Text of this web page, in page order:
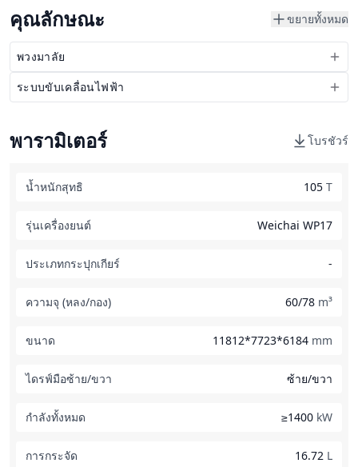
คุณลักษณะ ขยายทั้งหมด
พวงมาลัย
ระบบขับเคลื่อนไฟฟ้า
พารามิเตอร์ โบรชัวร์
น้ำหนักสุทธิ 105 T
รุ่นเครื่องยนต์ Weichai WP17
ประเภทกระปุกเกียร์ -
ความจุ (หลง/กอง) 60/78 m³
ขนาด 11812*7723*6184 mm
ไดรฟ์มือซ้าย/ขวา ซ้าย/ขวา
กำลังทั้งหมด ≥1400 kW
การกระจัด 16.72 L